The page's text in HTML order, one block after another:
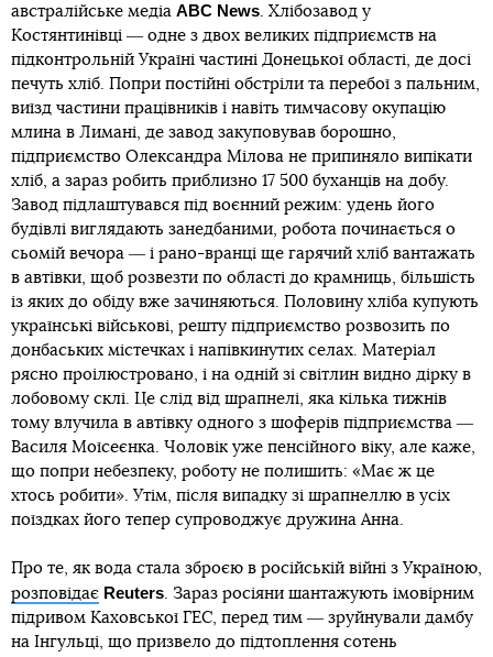
австралійське медіа ABC News. Хлібозавод у
Костянтинівці ― одне з двох великих підприємств на
підконтрольній Україні частині Донецької області, де досі
печуть хліб. Попри постійні обстріли та перебої з пальним,
виїзд частини працівників і навіть тимчасову окупацію
млина в Лимані, де завод закуповував борошно,
підприємство Олександра Мілова не припиняло випікати
хліб, а зараз робить приблизно 17 500 буханців на добу.
Завод підлаштувався під воєнний режим: удень його
будівлі виглядають занедбаними, робота починається о
сьомій вечора ― і рано-вранці ще гарячий хліб вантажать
в автівки, щоб розвезти по області до крамниць, більшість
із яких до обіду вже зачиняються. Половину хліба купують
українські військові, решту підприємство розвозить по
донбаських містечках і напівкинутих селах. Матеріал
рясно проілюстровано, і на одній зі світлин видно дірку в
лобовому склі. Це слід від шрапнелі, яка кілька тижнів
тому влучила в автівку одного з шоферів підприємства ―
Василя Моїсеєнка. Чоловік уже пенсійного віку, але каже,
що попри небезпеку, роботу не полишить: «Має ж це
хтось робити». Утім, після випадку зі шрапнеллю в усіх
поїздках його тепер супроводжує дружина Анна.
Про те, як вода стала зброєю в російській війні з Україною,
розповідає Reuters. Зараз росіяни шантажують імовірним
підривом Каховської ГЕС, перед тим ― зруйнували дамбу
на Інгульці, що призвело до підтоплення сотень